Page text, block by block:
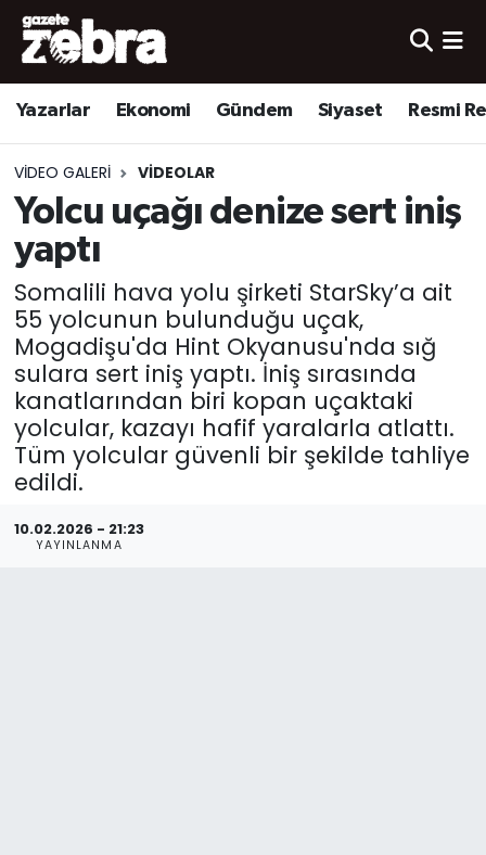
Yazarlar Ekonomi Gündem Siyaset Resmi
VIDEO GALERI VIDEOLAR
Yolcu uçağı denize sert iniş
yaptı
Somalili hava yolu şirketi StarSky’a ait
55 yolcunun bulunduğu uçak,
Mogadişu'da Hint Okyanusu'nda sığ
sulara sert iniş yaptı. İniş sırasında
kanatlarından biri kopan uçaktaki
yolcular, kazayı hafif yaralarla atlattı.
Tüm yolcular güvenli bir şekilde tahliye
edildi.
10.02.2026 - 21:23
YAYINLANMA
Yazarlar
Ekonomi
Kültür-Sanat
Yerel
Spor
Nöbetçi Eczaneler
Hava Durumu
Trafik Durumu
Süper Lig Puan Durumu ve Fikstür
Tüm Manşetler
Son Dakika Haberleri
Haber Arşivi